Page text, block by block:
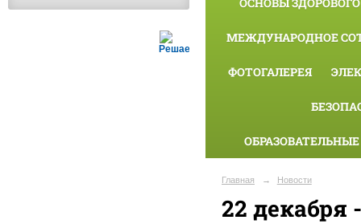
Решаем вместе
МЕЖДУНАРОДНОЕ
ФОТОГАЛЕРЕЯ
Главная → Новости
22 декабря